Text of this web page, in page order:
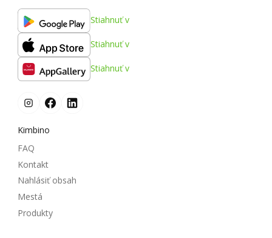
Stiahnuť v
Stiahnuť v
Stiahnuť v
Kimbino
FAQ
Kontakt
Nahlásiť obsah
Mestá
Produkty